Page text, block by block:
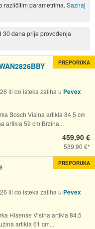
različitim parametrima. Saznaj
30 dana prije provođenja
ili do isteka zaliha u Pevex
Bosch Visina artikla 84.5 cm
artikla 59 cm Brzina...
459,90 €
539,90 €
PREPORUKA
ili do isteka zaliha u Pevex
Hisense Visina artikla 84.5
artikla 61 cm...
PREPORUKA